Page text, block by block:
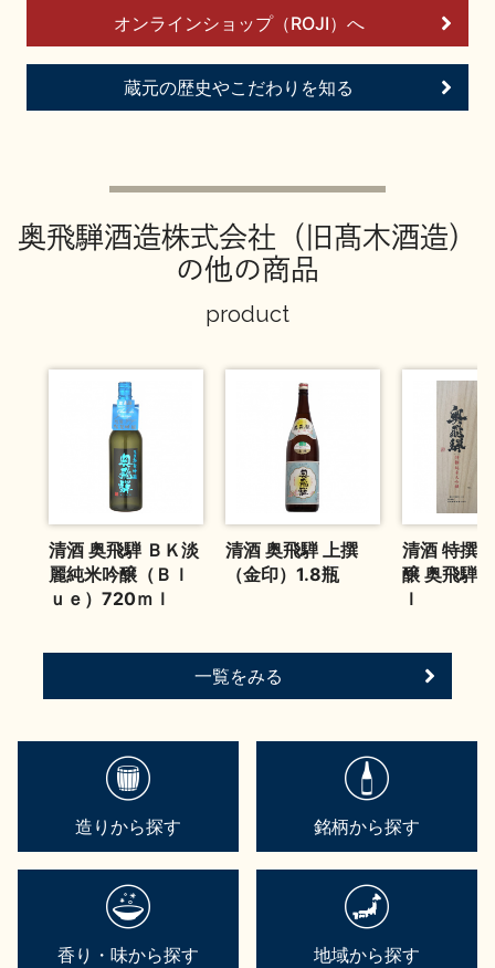
お問い合わせオンラインショップ（ROJI）へ
蔵元の歴史やこだわりを知る
奥飛騨酒造株式会社（旧髙木酒造）
の他の商品
product
清酒 奥飛騨 ＢＫ淡
麗純米吟醸（Ｂｌ
ｕｅ）720ｍｌ
清酒 奥飛騨 上撰
（金印）1.8瓶
清酒 特撰
醸 奥飛騨
ｌ
一覧をみる
造りから探す 銘柄から探す
香り・味から探す 地域から探す